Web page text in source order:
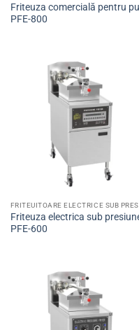
Friteuza comercială pentru
PFE-800
Friteuza electrica sub
PFE-600